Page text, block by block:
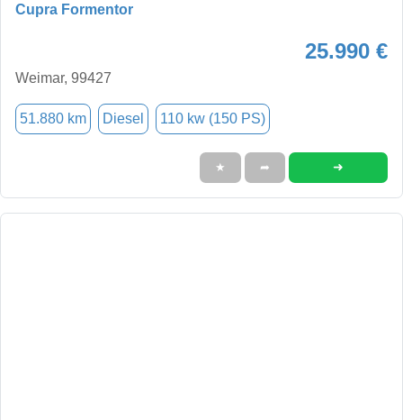
Cupra Formentor
25.990 €
Weimar, 99427
51.880 km Diesel 110 kw (150 PS)
★ ➦ ➜